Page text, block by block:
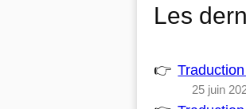
Les
25 juin